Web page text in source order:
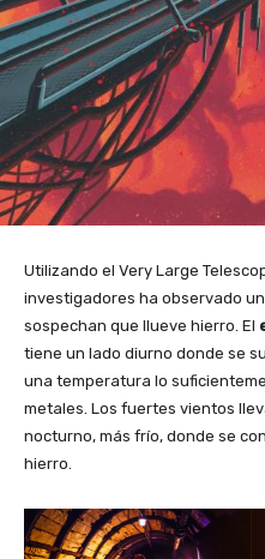
Utilizando el Very Large
investigadores ha observado
sospechan que llueve hierro. El
tiene un lado diurno donde se
una temperatura lo
metales. Los fuertes vientos
nocturno, más frío, donde se
hierro.